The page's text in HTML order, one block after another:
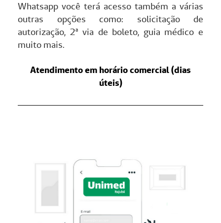
Whatsapp você terá acesso também a várias
outras opções como: solicitação de
autorização, 2ª via de boleto, guia médico e
muito mais.
Atendimento em horário comercial (dias
úteis)